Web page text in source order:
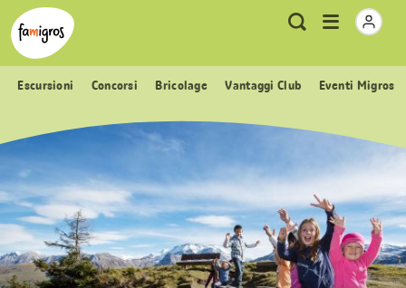
Navigazione
segnalibri
Header
Logo Metanavigazione
Ricerca
Apri
menu
Escursioni Concorsi Bricolage Vantaggi Club Eventi Migros